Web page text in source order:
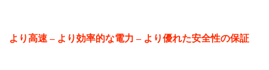
より高速 – より効率的な電力 – より優れた安全性の保証